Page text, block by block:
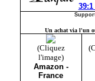
39:1
Un achat via l'un
(Cliquez
l'image)
Amazon -
France